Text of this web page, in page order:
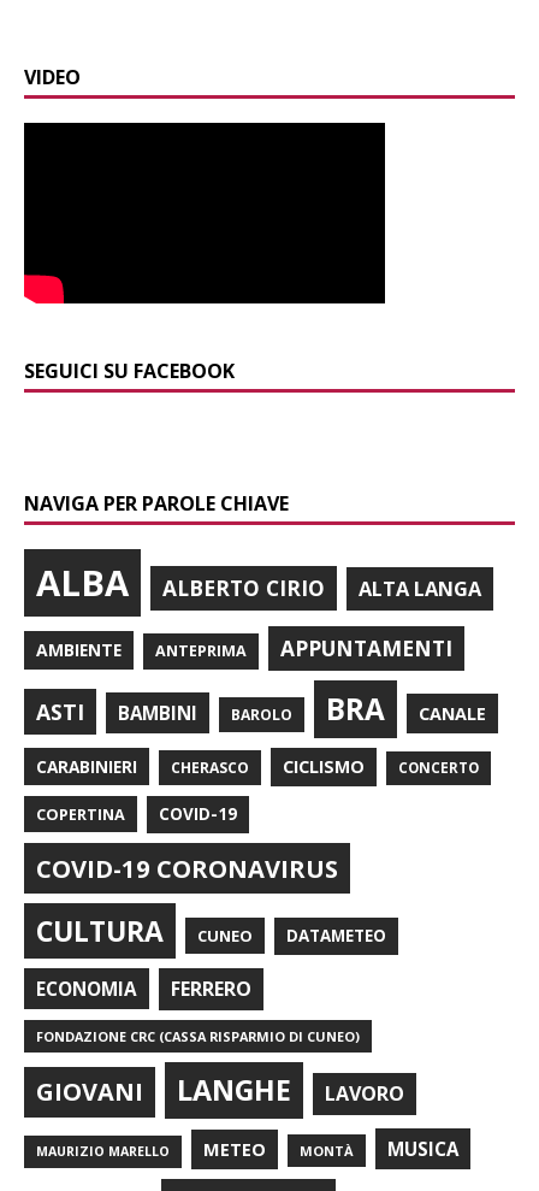
VIDEO
SEGUICI SU FACEBOOK
NAVIGA PER PAROLE CHIAVE
ALBA ALBERTO CIRIO ALTA LANGA
AMBIENTE ANTEPRIMA APPUNTAMENTI
ASTI BAMBINI BAROLO BRA CANALE
CARABINIERI CHERASCO CICLISMO CONCERTO
COPERTINA COVID-19
COVID-19 CORONAVIRUS
CULTURA CUNEO DATAMETEO
ECONOMIA FERRERO
FONDAZIONE CRC (CASSA RISPARMIO DI CUNEO)
GIOVANI LANGHE LAVORO
MAURIZIO MARELLO METEO MONTÀ MUSICA